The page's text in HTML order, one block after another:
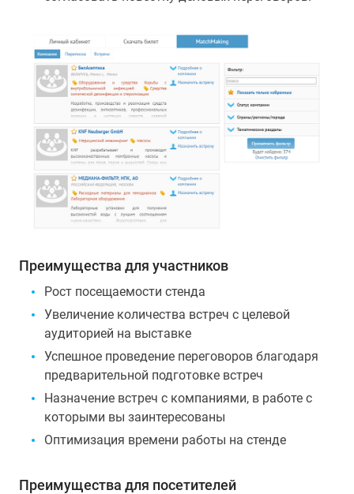
Преимущества для участников
Рост посещаемости стенда
Увеличение количества встреч с целевой
аудиторией на выставке
Успешное проведение переговоров благодаря
предварительной подготовке встреч
Назначение встреч с компаниями, в работе с
которыми вы заинтересованы
Оптимизация времени работы на стенде
Преимущества для посетителей